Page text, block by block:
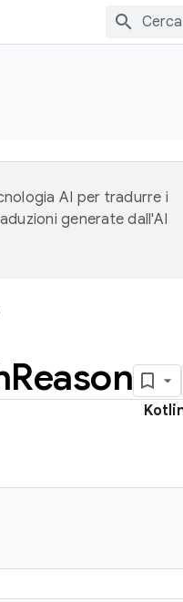
AI per tradurre i
generate dall'AI
Reason